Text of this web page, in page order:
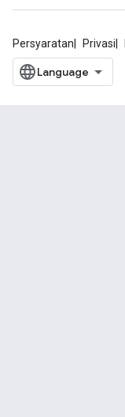
Persyaratan Privasi